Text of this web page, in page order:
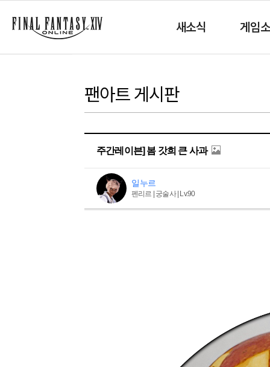
새소식 게임
팬아트 게시판
주간레이븐] 봄 갓희 큰 사과
일누르
펜리르 | 궁술사 | Lv.90